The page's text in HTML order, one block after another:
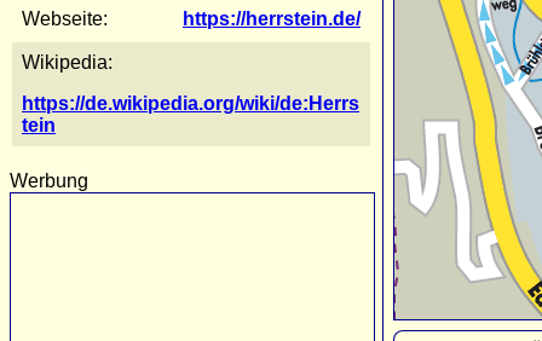
Webseite: https://herrstein.de/
Wikipedia:
https://de.wikipedia.org/wiki/de:Herrs
tein
Werbung